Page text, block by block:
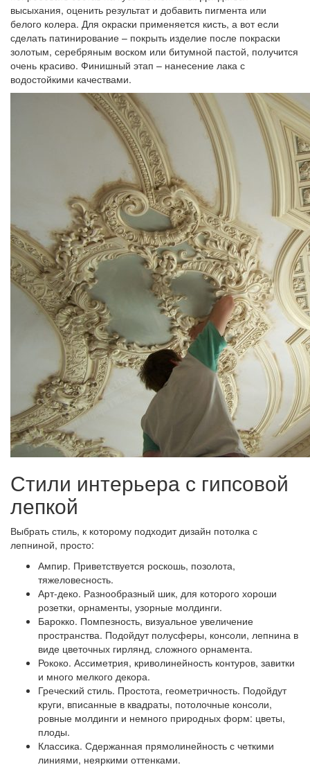
высыхания, оценить результат и добавить пигмента или
белого колера. Для окраски применяется кисть, а вот если
сделать патинирование – покрыть изделие после покраски
золотым, серебряным воском или битумной пастой, получится
очень красиво. Финишный этап – нанесение лака с
водостойкими качествами.
Стили интерьера с гипсовой
лепкой
Выбрать стиль, к которому подходит дизайн потолка с
лепниной, просто:
Ампир. Приветствуется роскошь, позолота,
тяжеловесность.
Арт-деко. Разнообразный шик, для которого хороши
розетки, орнаменты, узорные молдинги.
Барокко. Помпезность, визуальное увеличение
пространства. Подойдут полусферы, консоли, лепнина в
виде цветочных гирлянд, сложного орнамента.
Рококо. Ассиметрия, криволинейность контуров, завитки
и много мелкого декора.
Греческий стиль. Простота, геометричность. Подойдут
круги, вписанные в квадраты, потолочные консоли,
ровные молдинги и немного природных форм: цветы,
плоды.
Классика. Сдержанная прямолинейность с четкими
линиями, неяркими оттенками.